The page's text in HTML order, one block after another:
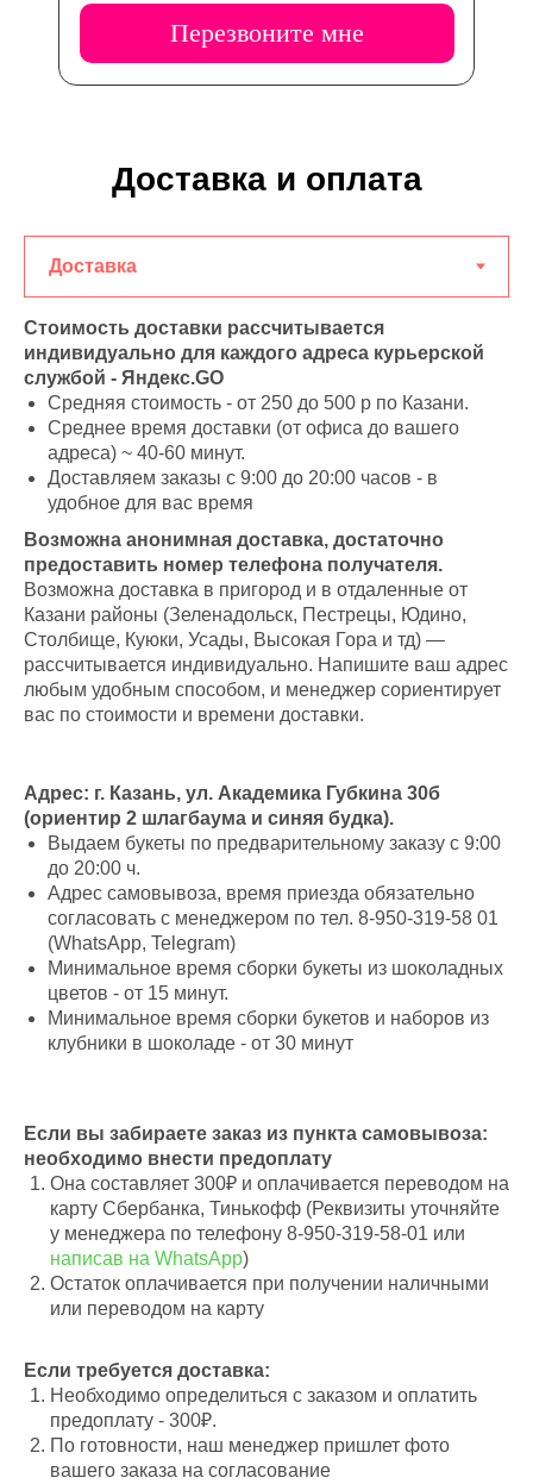
Перезвоните мне
Доставка и оплата
Стоимость доставки рассчитывается
индивидуально для каждого адреса курьерской
службой - Яндекс.GO
Средняя стоимость - от 250 до 500 р по Казани.
Среднее время доставки (от офиса до вашего
адреса) ~ 40-60 минут.
Доставляем заказы с 9:00 до 20:00 часов - в
удобное для вас время
Возможна анонимная доставка, достаточно
предоставить номер телефона получателя.
Возможна доставка в пригород и в отдаленные от
Казани районы (Зеленадольск, Пестрецы, Юдино,
Столбище, Куюки, Усады, Высокая Гора и тд) —
рассчитывается индивидуально. Напишите ваш адрес
любым удобным способом, и менеджер сориентирует
вас по стоимости и времени доставки.
Адрес: г. Казань, ул. Академика Губкина 30б
(ориентир 2 шлагбаума и синяя будка).
Выдаем букеты по предварительному заказу с 9:00
до 20:00 ч.
Адрес самовывоза, время приезда обязательно
согласовать с менеджером по тел. 8-950-319-58 01
(WhatsApp, Telegram)
Минимальное время сборки букеты из шоколадных
цветов - от 15 минут.
Минимальное время сборки букетов и наборов из
клубники в шоколаде - от 30 минут
Если вы забираете заказ из пункта самовывоза:
необходимо внести предоплату
Она составляет 300₽ и оплачивается переводом на
карту Сбербанка, Тинькофф (Реквизиты уточняйте
у менеджера по телефону 8-950-319-58-01 или
написав на WhatsApp)
Остаток оплачивается при получении наличными
или переводом на карту
Если требуется доставка:
Необходимо определиться с заказом и оплатить
предоплату - 300₽.
По готовности, наш менеджер пришлет фото
вашего заказа на согласование